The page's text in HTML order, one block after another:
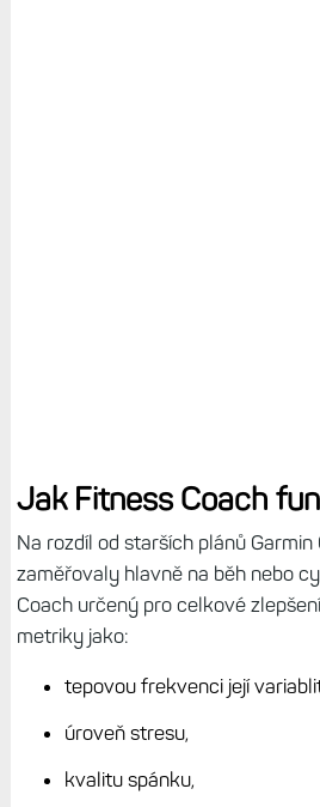
Jak Fitness Coach
Na rozdíl od starších plánů
zaměřovaly hlavně na běh nebo
Coach určený pro celkové
metriky jako:
tepovou frekvenci její
úroveň stresu,
kvalitu spánku,